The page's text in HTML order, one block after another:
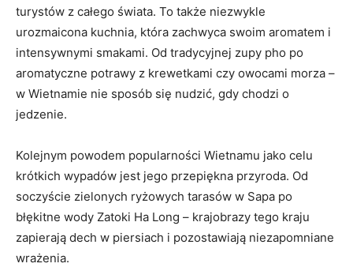
turystów z całego świata.⁢ To także niezwykle
urozmaicona kuchnia, która zachwyca swoim aromatem i
intensywnymi smakami.‍ Od tradycyjnej zupy pho po​
aromatyczne potrawy z krewetkami czy owocami morza ​–
⁤w Wietnamie nie sposób ⁢się nudzić, gdy ​chodzi o ​
jedzenie.
Kolejnym powodem popularności Wietnamu jako celu
krótkich‍ wypadów jest ‍jego przepiękna⁣ przyroda. Od
soczyście zielonych ⁤ryżowych tarasów w Sapa po
błękitne wody ​Zatoki Ha‌ Long⁣ – ‍krajobrazy tego ⁣kraju
zapierają dech⁣ w piersiach ⁢i pozostawiają niezapomniane
wrażenia.